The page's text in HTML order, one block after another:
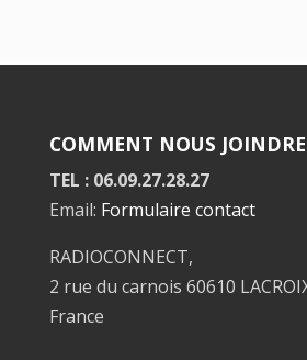
COMMENT NOUS
TEL : 06.09.27.28.27
Email: Formulaire contact
RADIOCONNECT,
2 rue du carnois 60610
France